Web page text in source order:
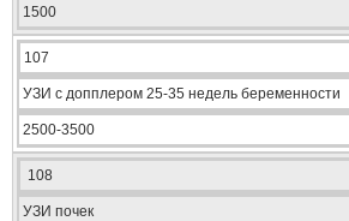
1500
107
УЗИ с допплером 25-35 недель беременности
2500-3500
108
УЗИ почек